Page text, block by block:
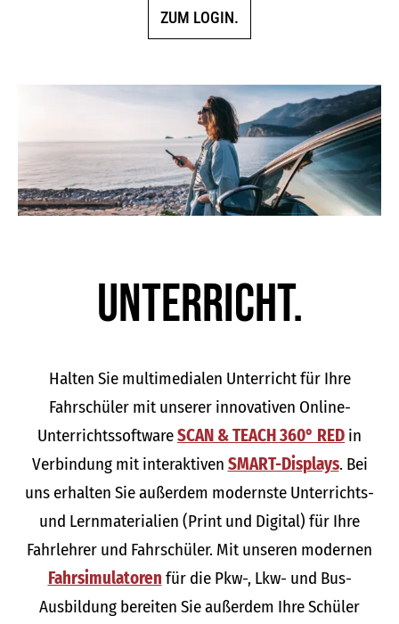
ZUM LOGIN.
Unter­richt.
Halten Sie multimedialen Unterricht für Ihre
Fahrschüler mit unserer innovativen Online-
UnterrichtssoftwareSCAN & TEACH 360° RED in
Verbindung mit interaktiven SMART-Displays. Bei
uns erhalten Sie außerdem modernste Unterrichts-
und Lernmaterialien (Print und Digital) für Ihre
Fahrlehrer und Fahrschüler. Mit unseren modernen
Fahrsimulatoren für die Pkw-, Lkw- und Bus-
Ausbildung bereiten Sie außerdem Ihre Schüler